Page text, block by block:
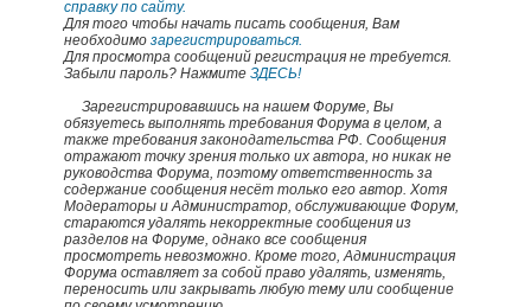
справку по сайту.
Для того чтобы начать писать сообщения, Вам
необходимо зарегистрироваться.
Для просмотра сообщений регистрация не требуется.
Забыли пароль? Нажмите ЗДЕСЬ!
Зарегистрировавшись на нашем Форуме, Вы
обязуетесь выполнять требования Форума в целом, а
также требования законодательства РФ. Сообщения
отражают точку зрения только их автора, но никак не
руководства Форума, поэтому ответственность за
содержание сообщения несёт только его автор. Хотя
Модераторы и Администратор, обслуживающие Форум,
стараются удалять некорректные сообщения из
разделов на Форуме, однако все сообщения
просмотреть невозможно. Кроме того, Администрация
Форума оставляет за собой право удалять, изменять,
переносить или закрывать любую тему или сообщение